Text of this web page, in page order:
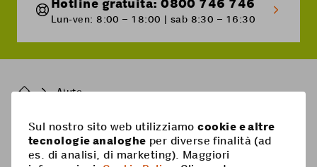
Hotline gratuita: 0800 746 746
Lun-ven: 8:00 – 18:00 | sab 8:30 – 16:30
Breadcrumb
Aiuto
Pied
de
Mobile
Sul nostro sito web utilizziamocookie e altre
tecnologie analoghe per diverse finalità (ad
es. di analisi, di marketing). Maggiori